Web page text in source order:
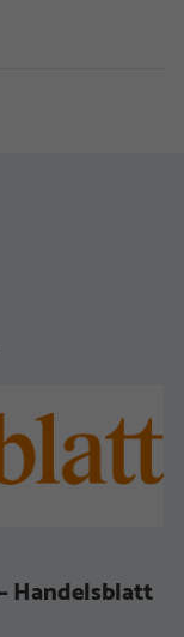
Handelsblatt